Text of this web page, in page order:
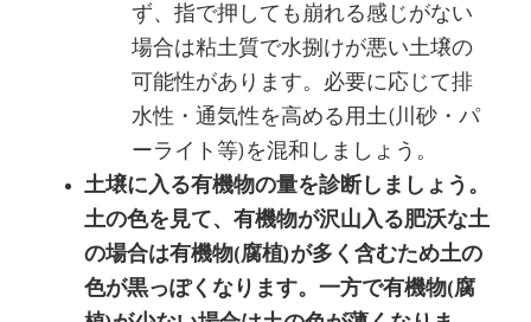
ず、指で押しても崩れる感じがない
場合は粘土質で水捌けが悪い土壌の
可能性があります。必要に応じて排
水性・通気性を高める用土(川砂・パ
ーライト等)を混和しましょう。
土壌に入る有機物の量を診断しましょう。
土の色を見て、有機物が沢山入る肥沃な土
の場合は有機物(腐植)が多く含むため土の
色が黒っぽくなります。一方で有機物(腐